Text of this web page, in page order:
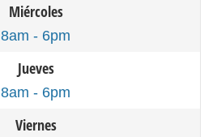
Miércoles
8am - 6pm
Jueves
8am - 6pm
Viernes